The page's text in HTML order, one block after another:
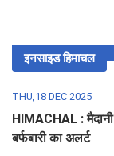
इनसाइड हिमाचल
THU,18 DEC 2025
HIMACHAL :
बर्फबारी का अलर्ट